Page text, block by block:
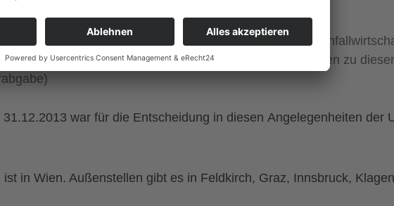
in Zoll- und Finanzstrafsachen
der Wiener Landes- und Gemeindeabgaben (zB
und abgabenrechtlichen Verwaltungsübertretungen zu
war für die Entscheidung in diesen Angelegenheiten der
ist in Wien. Außenstellen gibt es in Feldkirch, Graz, Innsbruck,